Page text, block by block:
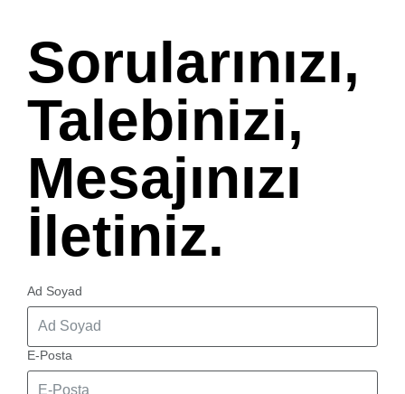
Sorularınızı,
Talebinizi,
Mesajınızı
İletiniz.
Ad Soyad
E-Posta